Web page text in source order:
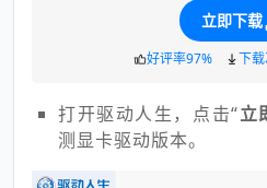
立即下载
好评率97% 下
打开驱动人生，点击“立
测显卡驱动版本。